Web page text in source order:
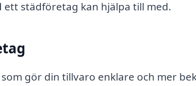
städföretag kan hjälpa till med.
gör din tillvaro enklare och mer